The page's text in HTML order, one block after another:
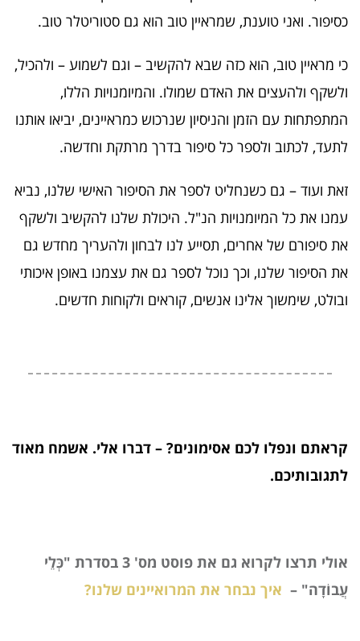
כסיפור. ואני טוענת, שמראיין טוב הוא גם סטוריטלר טוב.
כי מראיין טוב, הוא כזה שבא להקשיב – וגם לשמוע – ולהכיל,
ולשקף ולהעצים את האדם שמולו. והמיומנויות הללו,
המתפתחות עם הזמן והניסיון שנרכוש כמראיינים, יביאו אותנו
לתעד, לכתוב ולספר כל סיפור בדרך מרתקת וחדשה.
זאת ועוד – גם כשנחליט לספר את הסיפור האישי שלנו, נביא
עמנו את כל המיומנויות הנ"ל. היכולת שלנו להקשיב ולשקף
את סיפורם של אחרים, תסייע לנו לבחון ולהעריך מחדש גם
את הסיפור שלנו, וכך נוכל לספר גם את עצמנו באופן איכותי
ובולט, שימשוך אלינו אנשים, קוראים ולקוחות חדשים.
קראתם ונפלו לכם אסימונים? – דברו אלי. אשמח מאוד
לתגובותיכם.
אולי תרצו לקרוא גם את פוסט מס' 3 בסדרת "כְּלֵי
עֲבוֹדָה" – איך נבחר את המרואיינים שלנו?